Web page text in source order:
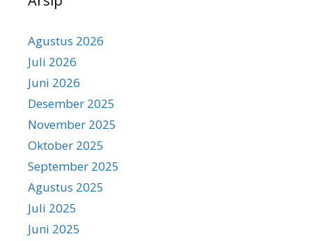
Agustus 2026
Juli 2026
Juni 2026
Desember 2025
November 2025
Oktober 2025
September 2025
Agustus 2025
Juli 2025
Juni 2025